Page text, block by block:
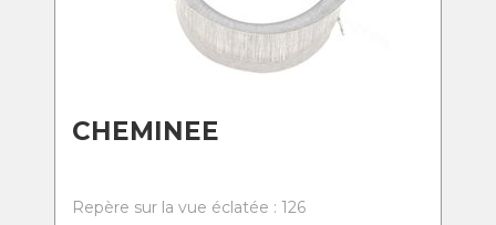
CHEMINEE
Repère sur la vue éclatée : 126